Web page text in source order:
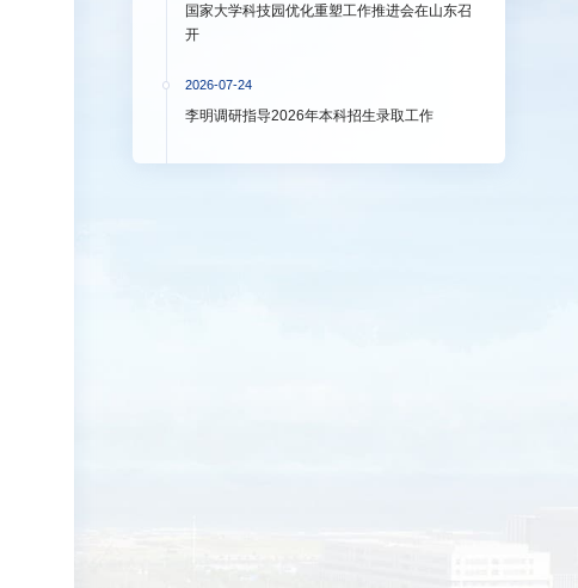
国家大学科技园优化重塑工作推进会在山东召
开
2026-07-24
李明调研指导2026年本科招生录取工作